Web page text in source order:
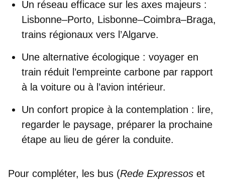
Un réseau efficace sur les axes majeurs :
Lisbonne–Porto, Lisbonne–Coimbra–Braga,
trains régionaux vers l’Algarve.
Une alternative écologique : voyager en
train réduit l’empreinte carbone par rapport
à la voiture ou à l’avion intérieur.
Un confort propice à la contemplation : lire,
regarder le paysage, préparer la prochaine
étape au lieu de gérer la conduite.
Pour compléter, les bus (Rede Expressos et